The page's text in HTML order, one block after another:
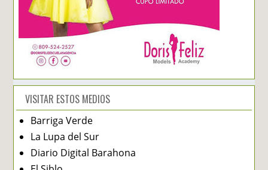
VISITAR ESTOS MEDIOS
Barriga Verde
La Lupa del Sur
Diario Digital Barahona